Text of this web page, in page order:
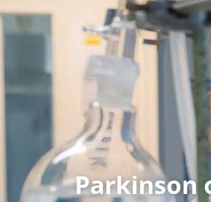
Parkinson